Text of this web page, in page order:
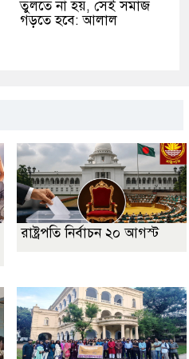
তুলতে না হয়, সেই সমাজ
গড়তে হবে: আলাল
রাষ্ট্রপতি নির্বাচন ২০ আগস্ট